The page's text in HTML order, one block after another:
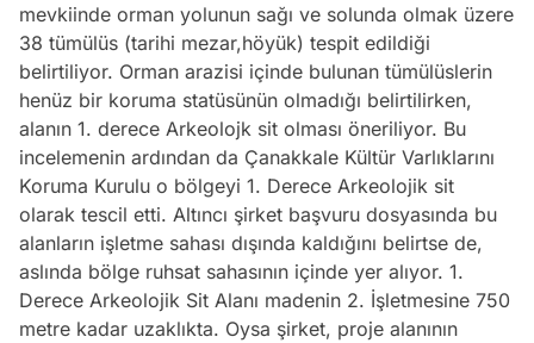
mevkiinde orman yolunun sağı ve solunda olmak üzere
38 tümülüs (tarihi mezar,höyük) tespit edildiği
belirtiliyor. Orman arazisi içinde bulunan tümülüslerin
henüz bir koruma statüsünün olmadığı belirtilirken,
alanın 1. derece Arkeolojk sit olması öneriliyor. Bu
incelemenin ardından da Çanakkale Kültür Varlıklarını
Koruma Kurulu o bölgeyi 1. Derece Arkeolojik sit
olarak tescil etti. Altıncı şirket başvuru dosyasında bu
alanların işletme sahası dışında kaldığını belirtse de,
aslında bölge ruhsat sahasının içinde yer alıyor. 1.
Derece Arkeolojik Sit Alanı madenin 2. İşletmesine 750
metre kadar uzaklıkta. Oysa şirket, proje alanının